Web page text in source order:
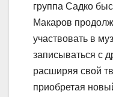
группа Садко
Макаров
участвовать в
записываться с
расширяя свой
приобретая